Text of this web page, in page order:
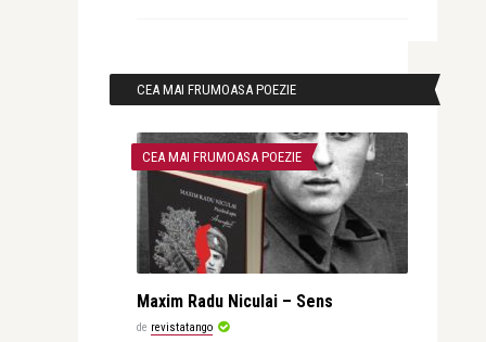
CEA MAI FRUMOASA POEZIE
CEA MAI FRUMOASA POEZIE
Maxim Radu Niculai – Sens
de revistatango